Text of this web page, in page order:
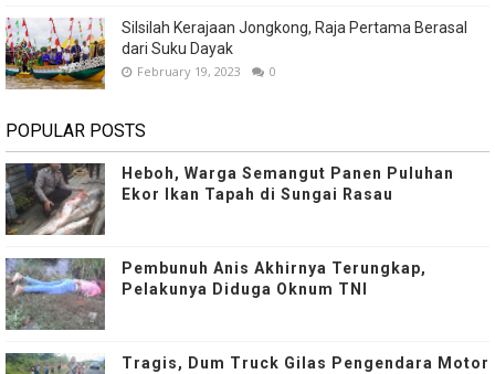
Silsilah Kerajaan Jongkong, Raja Pertama Berasal
dari Suku Dayak
February 19, 2023 0
POPULAR POSTS
Heboh, Warga Semangut Panen Puluhan
Ekor Ikan Tapah di Sungai Rasau
Pembunuh Anis Akhirnya Terungkap,
Pelakunya Diduga Oknum TNI
Tragis, Dum Truck Gilas Pengendara Motor